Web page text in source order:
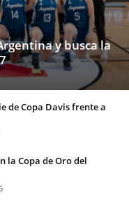
y busca la
de Copa Davis frente a
la Copa de Oro del